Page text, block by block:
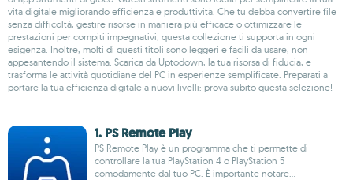
vita digitale migliorando efficienza e produttività. Che tu debba convertire file
senza difficoltà, gestire risorse in maniera più efficace o ottimizzare le
prestazioni per compiti impegnativi, questa collezione ti supporta in ogni
esigenza. Inoltre, molti di questi titoli sono leggeri e facili da usare, non
appesantendo il sistema. Scarica da Uptodown, la tua risorsa di fiducia, e
trasforma le attività quotidiane del PC in esperienze semplificate. Preparati a
portare la tua efficienza digitale a nuovi livelli: prova subito questa selezione!
1. PS Remote Play
PS Remote Play è un programma che ti permette di
controllare la tua PlayStation 4 o PlayStation 5
comodamente dal tuo PC. È importante notare...